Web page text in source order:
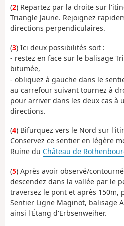
(2) Repartez par la droite sur
Triangle Jaune. Rejoignez
directions perpendiculaires.
(3) Ici deux possibilités soit :
- restez en face sur le balisage
bitumée,
- obliquez à gauche dans le
au carrefour suivant tournez à
pour arriver dans les deux cas à
directions.
(4) Bifurquez vers le Nord sur
Conservez ce sentier en légère
Ruine du Château de
(5) Après avoir observé/
descendez dans la vallée par le
traversez le pont et après 150m,
Sentier Ligne Maginot, balisage
ainsi l'Étang d'Erbsenweiher.